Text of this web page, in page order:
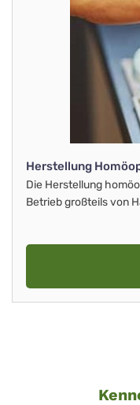
Herstellung
Die Herstellung
Betrieb großteils von